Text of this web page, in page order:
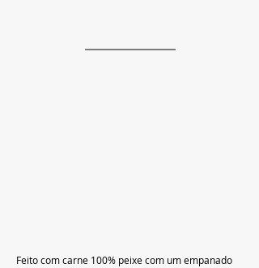
Feito com carne 100% peixe com um empanado